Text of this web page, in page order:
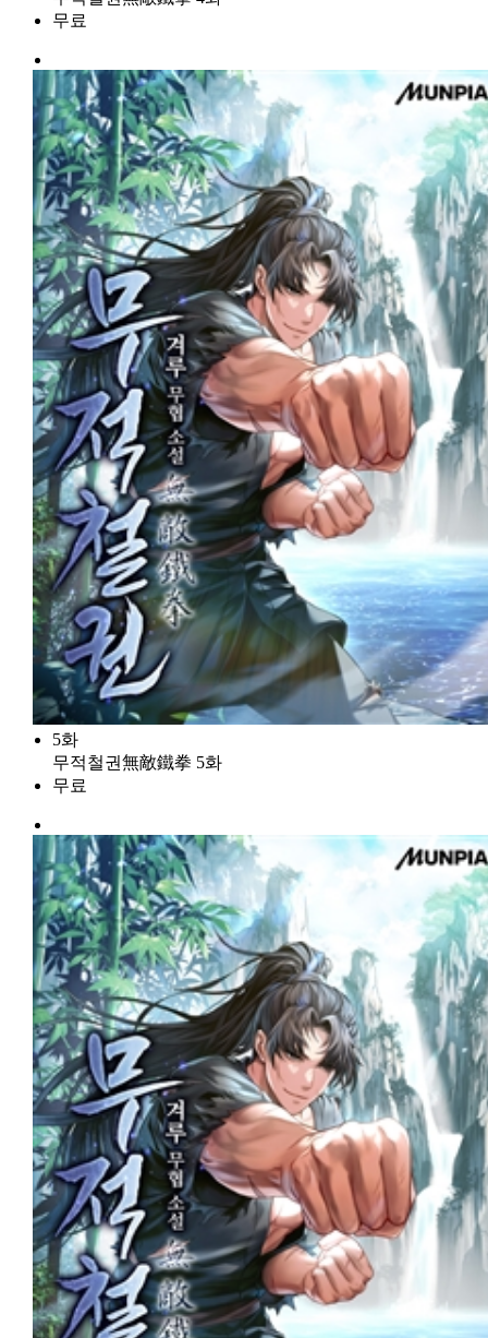
무료
5화
무적철권無敵鐵拳 5화
무료